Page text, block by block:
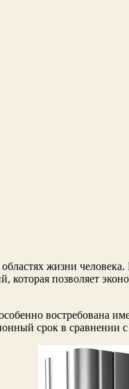
жизни
позволяет
востребована
срок в сравнении